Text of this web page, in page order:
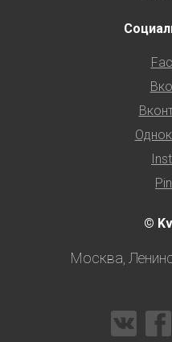
©
Москва,